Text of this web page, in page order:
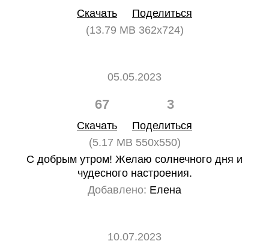
Скачать
Поделиться
(13.79 MB 362x724)
05.05.2023
67 3
Скачать
Поделиться
(5.17 MB 550x550)
С добрым утром! Желаю солнечного дня и
чудесного настроения.
Добавлено: Елена
10.07.2023